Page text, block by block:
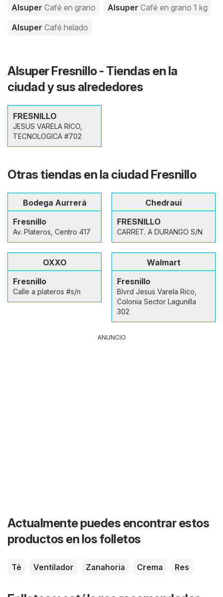
Alsuper Café en grano Alsuper Café en grano 1 kg
Alsuper Café helado
Alsuper Fresnillo - Tiendas en la
ciudad y sus alrededores
FRESNILLO
JESUS VARELA RICO,
TECNOLOGICA #702
Otras tiendas en la ciudad Fresnillo
Bodega Aurrerá
Fresnillo
Av. Plateros, Centro 417
Chedraui
FRESNILLO
CARRET. A DURANGO S/N
OXXO
Fresnillo
Calle a plateros #s/n
Walmart
Fresnillo
Blvrd Jesus Varela Rico,
Colonia Sector Lagunilla
302
ANUNCIO
Actualmente puedes encontrar estos
productos en los folletos
Té Ventilador Zanahoria Crema Res